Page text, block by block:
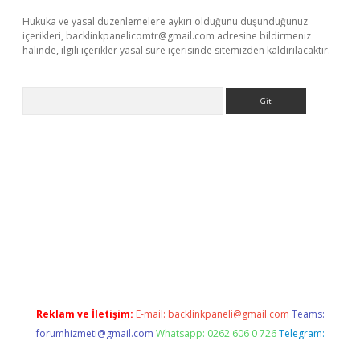
Hukuka ve yasal düzenlemelere aykırı olduğunu düşündüğünüz
içerikleri, backlinkpanelicomtr@gmail.com adresine bildirmeniz
halinde, ilgili içerikler yasal süre içerisinde sitemizden kaldırılacaktır.
Reklam ve İletişim: E-mail: backlinkpaneli@gmail.com Teams:
forumhizmeti@gmail.com Whatsapp: 0262 606 0 726 Telegram: